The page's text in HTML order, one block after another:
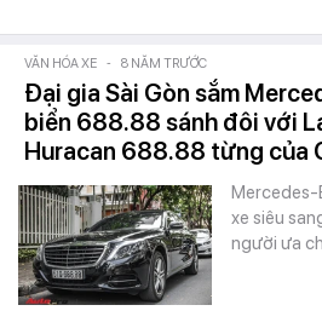
VĂN HÓA XE - 8 NĂM TRƯỚC
Đại gia Sài Gòn sắm
biển 688.88 sánh đôi với
Huracan 688.88 từng của
Mercedes-
xe siêu
người ưa